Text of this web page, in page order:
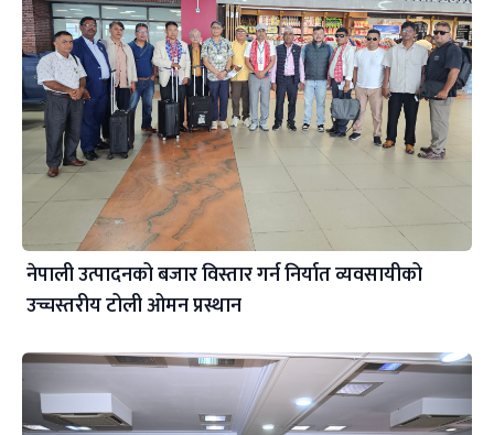
नेपाली उत्पादनको बजार विस्तार गर्न निर्यात व्यवसायीको
उच्चस्तरीय टोली ओमन प्रस्थान